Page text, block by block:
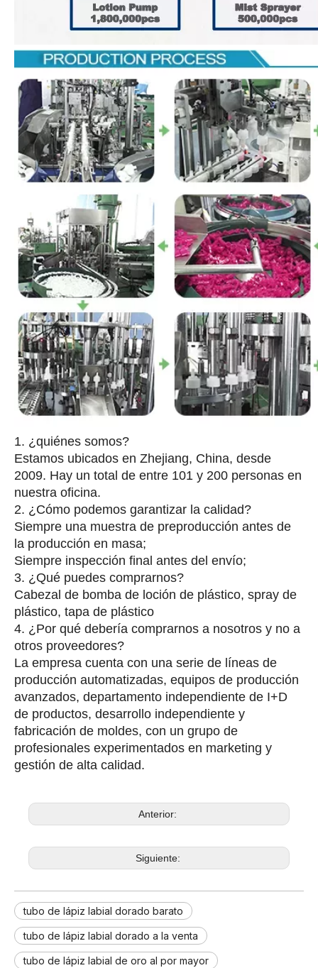
1. ¿quiénes somos?
Estamos ubicados en Zhejiang, China, desde
2009. Hay un total de entre 101 y 200 personas en
nuestra oficina.
2. ¿Cómo podemos garantizar la calidad?
Siempre una muestra de preproducción antes de
la producción en masa;
Siempre inspección final antes del envío;
3. ¿Qué puedes comprarnos?
Cabezal de bomba de loción de plástico, spray de
plástico, tapa de plástico
4. ¿Por qué debería comprarnos a nosotros y no a
otros proveedores?
La empresa cuenta con una serie de líneas de
producción automatizadas, equipos de producción
avanzados, departamento independiente de I+D
de productos, desarrollo independiente y
fabricación de moldes, con un grupo de
profesionales experimentados en marketing y
gestión de alta calidad.
Anterior:
Siguiente:
tubo de lápiz labial dorado barato
tubo de lápiz labial dorado a la venta
tubo de lápiz labial de oro al por mayor